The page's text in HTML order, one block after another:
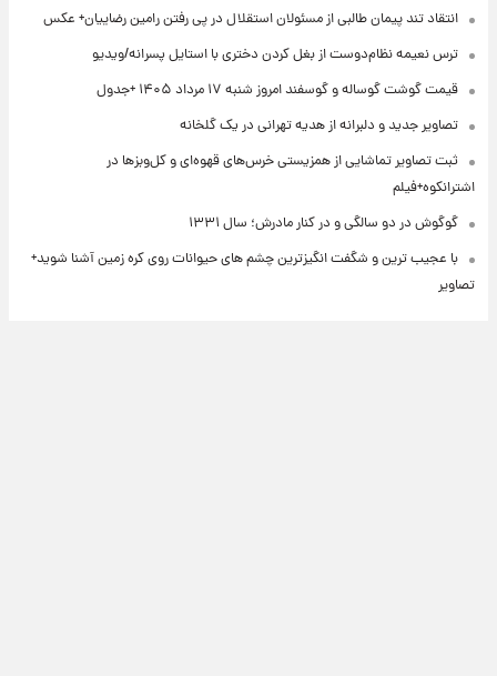
انتقاد تند پیمان طالبی از مسئولان استقلال در پی رفتن رامین رضاییان+ عکس
ترس نعیمه نظام‌دوست از بغل کردن دختری با استایل پسرانه/ویدیو
قیمت گوشت گوساله و گوسفند امروز شنبه ۱۷ مرداد ۱۴۰۵ +جدول
تصاویر جدید و دلبرانه از هدیه تهرانی در یک گلخانه
ثبت تصاویر تماشایی از همزیستی خرس‌های قهوه‌ای و کل‌وبزها در
اشترانکوه+فیلم
گوگوش در دو سالگی و در کنار مادرش؛ سال ۱۳۳۱
با عجیب ترین و شگفت انگیزترین چشم های حیوانات روی کره زمین آشنا شوید+
تصاویر